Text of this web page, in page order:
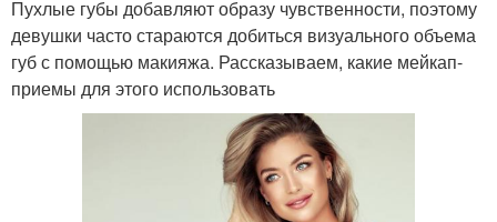
Пухлые губы добавляют образу чувственности, поэтому
девушки часто стараются добиться визуального объема
губ с помощью макияжа. Рассказываем, какие мейкап-
приемы для этого использовать